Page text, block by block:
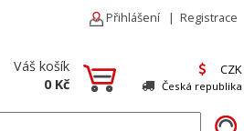
Přihlášení | Registrace
Váš košík
0 Kč
CZK
Česká republika